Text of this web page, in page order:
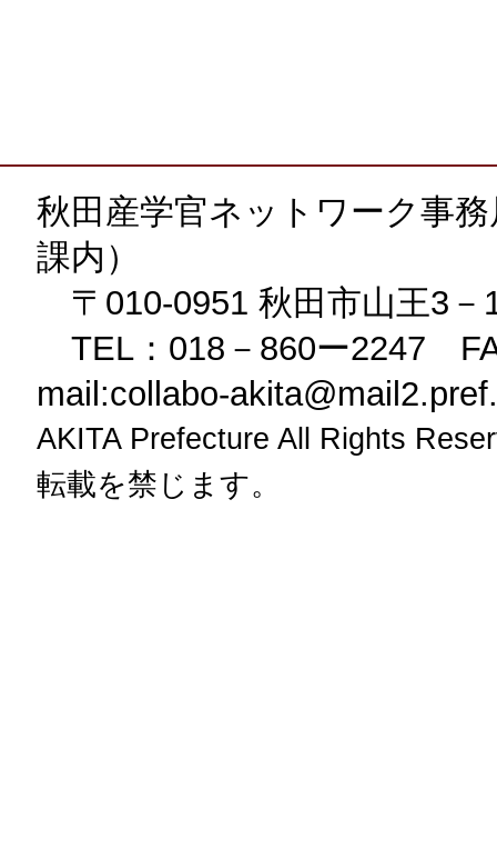
秋田産学官ネットワーク事
課内）
〒010-0951 秋田市山王3－
TEL：018－860ー2247
mail:collabo-
AKITA Prefecture All Rights
転載を禁じます。